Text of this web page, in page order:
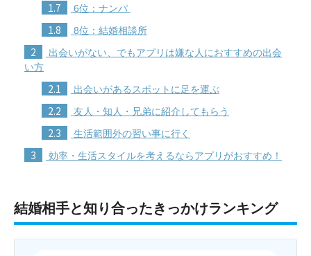
1.7 6位：ナンパ
1.8 8位：結婚相談所
2
出会いがない、でもアプリは嫌な人におすすめの出会
い方
2.1 出会いがあるスポットに足を運ぶ
2.2 友人・知人・兄弟に紹介してもらう
2.3 生活範囲外の習い事に行く
3 効率・生活スタイルを考えるならアプリがおすすめ！
結婚相手と知り合ったきっかけランキング